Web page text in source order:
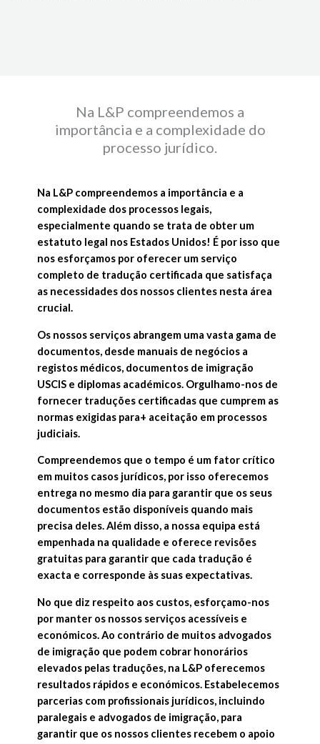
Na L&P compreendemos a
importância e a complexidade do
processo jurídico.
Na L&P compreendemos a importância e a
complexidade dos processos legais,
especialmente quando se trata de obter um
estatuto legal nos Estados Unidos! É por isso que
nos esforçamos por oferecer um serviço
completo de tradução certificada que satisfaça
as necessidades dos nossos clientes nesta área
crucial.
Os nossos serviços abrangem uma vasta gama de
documentos, desde manuais de negócios a
registos médicos, documentos de imigração
USCIS e diplomas académicos. Orgulhamo-nos de
fornecer traduções certificadas que cumprem as
normas exigidas para+ aceitação em processos
judiciais.
Compreendemos que o tempo é um fator crítico
em muitos casos jurídicos, por isso oferecemos
entrega no mesmo dia para garantir que os seus
documentos estão disponíveis quando mais
precisa deles. Além disso, a nossa equipa está
empenhada na qualidade e oferece revisões
gratuitas para garantir que cada tradução é
exacta e corresponde às suas expectativas.
No que diz respeito aos custos, esforçamo-nos
por manter os nossos serviços acessíveis e
económicos. Ao contrário de muitos advogados
de imigração que podem cobrar honorários
elevados pelas traduções, na L&P oferecemos
resultados rápidos e económicos. Estabelecemos
parcerias com profissionais jurídicos, incluindo
paralegais e advogados de imigração, para
garantir que os nossos clientes recebem o apoio